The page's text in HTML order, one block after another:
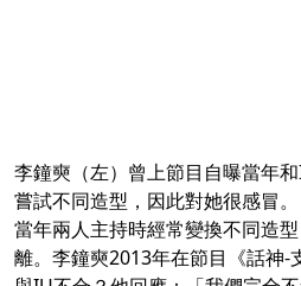
李鐘奭（左）曾上節目自曝當年
嘗試不同造型，因此對她很感冒。
當年兩人主持時經常變換不同造
離。李鐘奭2013年在節目《話神-